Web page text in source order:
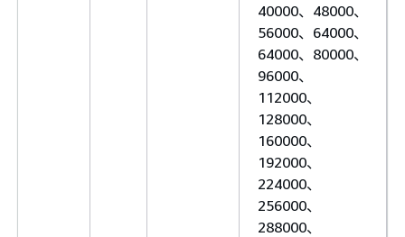
40000、48000、
56000、64000、
64000、80000、
96000、
112000、
128000、
160000、
192000、
224000、
256000、
288000、